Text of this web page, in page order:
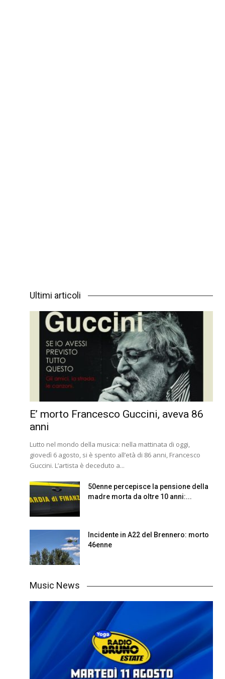
Ultimi articoli
E’ morto Francesco Guccini, aveva 86
anni
Lutto nel mondo della musica: nella mattinata di oggi,
giovedì 6 agosto, si è spento all’età di 86 anni, Francesco
Guccini. L’artista è deceduto a...
50enne percepisce la pensione della
madre morta da oltre 10 anni:...
Incidente in A22 del Brennero: morto
46enne
Music News